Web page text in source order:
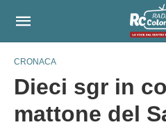
CRONACA
Dieci sgr in
mattone del